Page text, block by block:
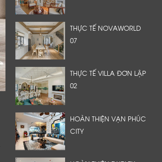
THỰC TẾ NOVAWORLD
07
THỰC TẾ VILLA ĐƠN LẬP
02
HOÀN THIỆN VẠN PHÚC
CITY